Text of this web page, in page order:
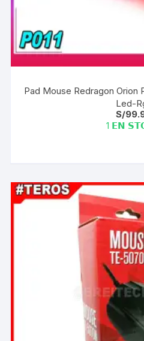
Pad Mouse Redragon Orion
Led-
S/
1 𝗘𝗡